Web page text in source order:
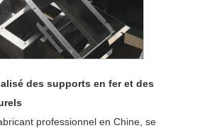
des supports en fer et des
professionnel en Chine, se